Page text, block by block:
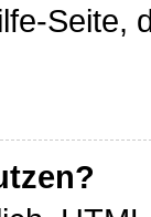
Seite,